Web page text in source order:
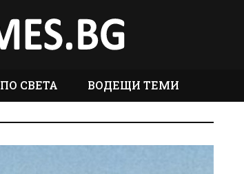
ПО СВЕТА ВОДЕЩИ ТЕМИ